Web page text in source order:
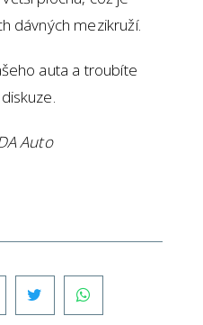
dávných mezikruží.
auta a troubíte
Auto
FacebookTwitter